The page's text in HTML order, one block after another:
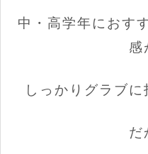
中・高学年におす
感
しっかりグラブに
だ